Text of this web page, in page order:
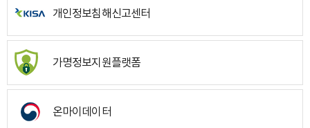
개인정보침해신고센터
가명정보지원플랫폼
온마이데이터